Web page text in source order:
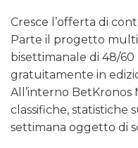
Cresce l’offerta di
Parte il progetto
bisettimanale di 48/60
gratuitamente in
All’interno BetKronos
classifiche, statistiche
settimana oggetto di